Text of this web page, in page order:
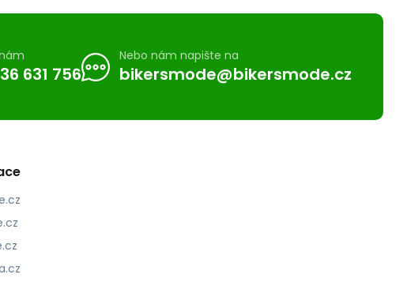
631 756
Nebo nám napište na
bikersmode@bikersmode.cz